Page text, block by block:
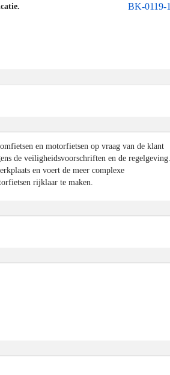
BK-0119-1
en motorfietsen op vraag van de klant
de veiligheidsvoorschriften en de regelgeving.
en voert de meer complexe
rijklaar te maken.